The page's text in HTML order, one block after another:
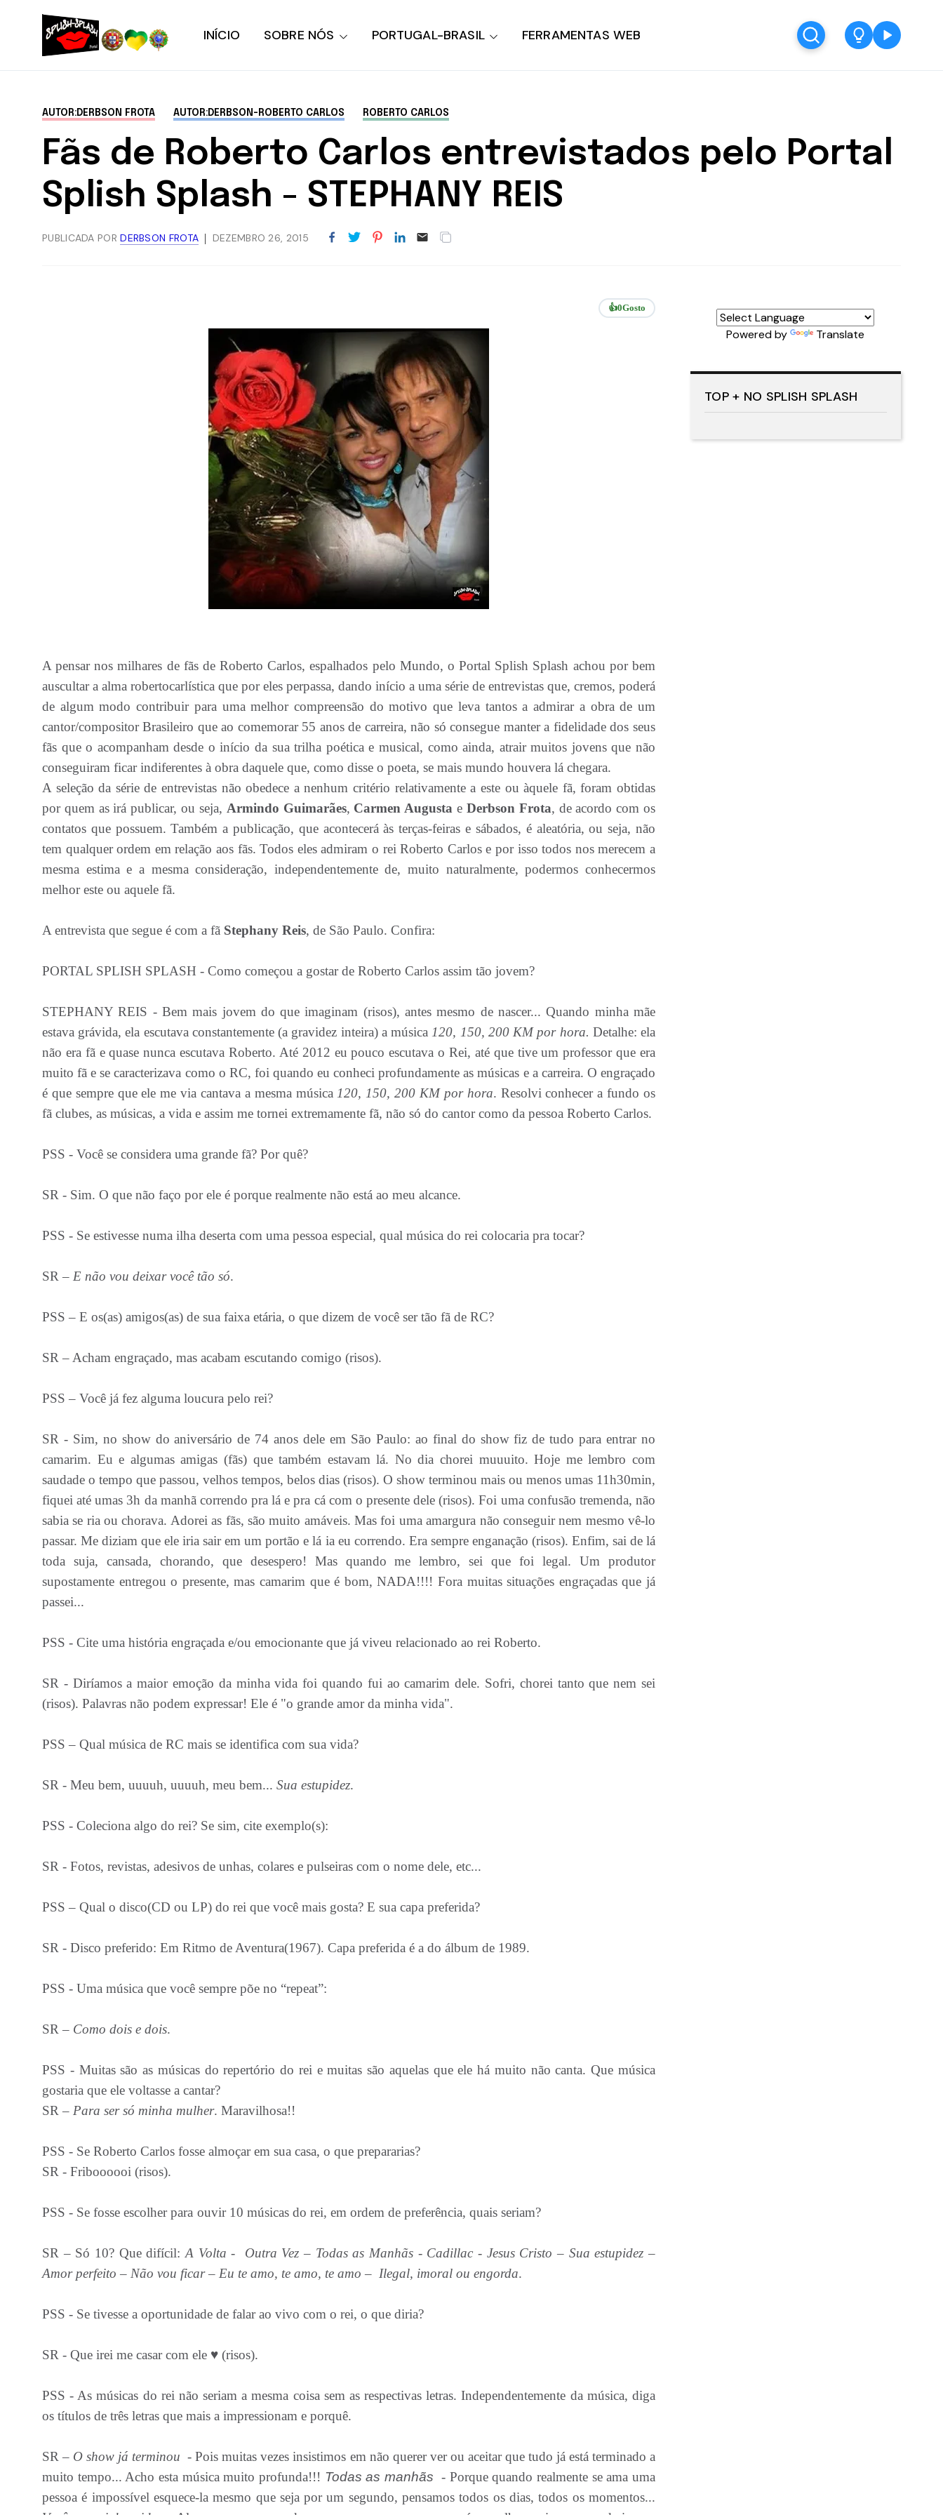
INÍCIO SOBRE NÓS PORTUGAL-BRASIL FERRAMENTAS WEB
AUTOR:DERBSON FROTA AUTOR:DERBSON-ROBERTO CARLOS ROBERTO CARLOS
Fãs de Roberto Carlos entrevistados pelo Portal
Splish Splash - STEPHANY REIS
PUBLICADA PORDERBSON FROTA DEZEMBRO 26, 2015
👍0Gosto
A pensar nos milhares de fãs de Roberto Carlos, espalhados pelo Mundo, o Portal Splish Splash achou por bem
auscultar a alma robertocarlística que por eles perpassa, dando início a uma série de entrevistas que, cremos, poderá
de algum modo contribuir para uma melhor compreensão do motivo que leva tantos a admirar a obra de um
cantor/compositor Brasileiro que ao comemorar 55 anos de carreira, não só consegue manter a fidelidade dos seus
fãs que o acompanham desde o início da sua trilha poética e musical, como ainda, atrair muitos jovens que não
conseguiram ficar indiferentes à obra daquele que, como disse o poeta, se mais mundo houvera lá chegara.
A seleção da série de entrevistas não obedece a nenhum critério relativamente a este ou àquele fã, foram obtidas
por quem as irá publicar, ou seja, Armindo Guimarães, Carmen Augusta e Derbson Frota, de acordo com os
contatos que possuem. Também a publicação, que acontecerá às terças-feiras e sábados, é aleatória, ou seja, não
tem qualquer ordem em relação aos fãs. Todos eles admiram o rei Roberto Carlos e por isso todos nos merecem a
mesma estima e a mesma consideração, independentemente de, muito naturalmente, podermos conhecermos
melhor este ou aquele fã.
A entrevista que segue é com a fã Stephany Reis, de São Paulo. Confira:
PORTAL SPLISH SPLASH - Como começou a gostar de Roberto Carlos assim tão jovem?
STEPHANY REIS - Bem mais jovem do que imaginam (risos), antes mesmo de nascer... Quando minha mãe
estava grávida, ela escutava constantemente (a gravidez inteira) a música 120, 150, 200 KM por hora. Detalhe: ela
não era fã e quase nunca escutava Roberto. Até 2012 eu pouco escutava o Rei, até que tive um professor que era
muito fã e se caracterizava como o RC, foi quando eu conheci profundamente as músicas e a carreira. O engraçado
é que sempre que ele me via cantava a mesma música 120, 150, 200 KM por hora. Resolvi conhecer a fundo os
fã clubes, as músicas, a vida e assim me tornei extremamente fã, não só do cantor como da pessoa Roberto Carlos.
PSS - Você se considera uma grande fã? Por quê?
SR - Sim. O que não faço por ele é porque realmente não está ao meu alcance.
PSS - Se estivesse numa ilha deserta com uma pessoa especial, qual música do rei colocaria pra tocar?
SR – E não vou deixar você tão só.
PSS – E os(as) amigos(as) de sua faixa etária, o que dizem de você ser tão fã de RC?
SR – Acham engraçado, mas acabam escutando comigo (risos).
PSS – Você já fez alguma loucura pelo rei?
SR - Sim, no show do aniversário de 74 anos dele em São Paulo: ao final do show fiz de tudo para entrar no
camarim. Eu e algumas amigas (fãs) que também estavam lá. No dia chorei muuuito. Hoje me lembro com
saudade o tempo que passou, velhos tempos, belos dias (risos). O show terminou mais ou menos umas 11h30min,
fiquei até umas 3h da manhã correndo pra lá e pra cá com o presente dele (risos). Foi uma confusão tremenda, não
sabia se ria ou chorava. Adorei as fãs, são muito amáveis. Mas foi uma amargura não conseguir nem mesmo vê-lo
passar. Me diziam que ele iria sair em um portão e lá ia eu correndo. Era sempre enganação (risos). Enfim, sai de lá
toda suja, cansada, chorando, que desespero! Mas quando me lembro, sei que foi legal. Um produtor
supostamente entregou o presente, mas camarim que é bom, NADA!!!! Fora muitas situações engraçadas que já
passei...
PSS - Cite uma história engraçada e/ou emocionante que já viveu relacionado ao rei Roberto.
SR - Diríamos a maior emoção da minha vida foi quando fui ao camarim dele. Sofri, chorei tanto que nem sei
(risos). Palavras não podem expressar! Ele é "o grande amor da minha vida".
PSS – Qual música de RC mais se identifica com sua vida?
SR - Meu bem, uuuuh, uuuuh, meu bem... Sua estupidez.
PSS - Coleciona algo do rei? Se sim, cite exemplo(s):
SR - Fotos, revistas, adesivos de unhas, colares e pulseiras com o nome dele, etc...
PSS – Qual o disco(CD ou LP) do rei que você mais gosta? E sua capa preferida?
SR - Disco preferido: Em Ritmo de Aventura(1967). Capa preferida é a do álbum de 1989.
PSS - Uma música que você sempre põe no “repeat”:
SR – Como dois e dois.
PSS - Muitas são as músicas do repertório do rei e muitas são aquelas que ele há muito não canta. Que música
gostaria que ele voltasse a cantar?
SR – Para ser só minha mulher. Maravilhosa!!
PSS - Se Roberto Carlos fosse almoçar em sua casa, o que prepararias?
SR - Friboooooi (risos).
PSS - Se fosse escolher para ouvir 10 músicas do rei, em ordem de preferência, quais seriam?
SR – Só 10? Que difícil: A Volta - Outra Vez – Todas as Manhãs - Cadillac - Jesus Cristo – Sua estupidez –
Amor perfeito – Não vou ficar – Eu te amo, te amo, te amo – Ilegal, imoral ou engorda.
PSS - Se tivesse a oportunidade de falar ao vivo com o rei, o que diria?
SR - Que irei me casar com ele ♥ (risos).
PSS - As músicas do rei não seriam a mesma coisa sem as respectivas letras. Independentemente da música, diga
os títulos de três letras que mais a impressionam e porquê.
SR – O show já terminou - Pois muitas vezes insistimos em não querer ver ou aceitar que tudo já está terminado a
muito tempo... Acho esta música muito profunda!!! Todas as manhãs - Porque quando realmente se ama uma
pessoa é impossível esquece-la mesmo que seja por um segundo, pensamos todos os dias, todos os momentos...
Powered by Translate
TOP + NO SPLISH SPLASH